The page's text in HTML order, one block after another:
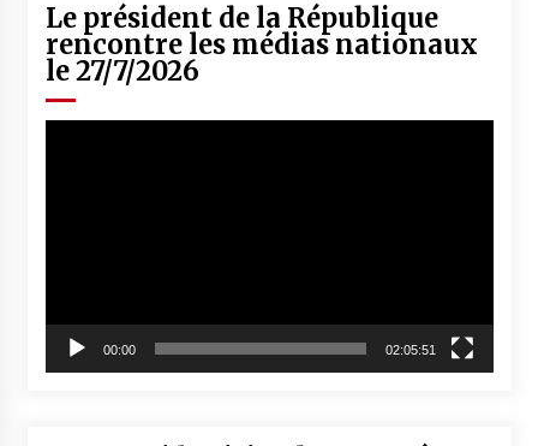
Le président de la République
rencontre les médias nationaux
le 27/7/2026
00:00 02:05:51